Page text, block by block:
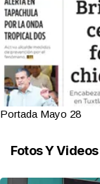
Portada Mayo 28
Fotos Y Videos